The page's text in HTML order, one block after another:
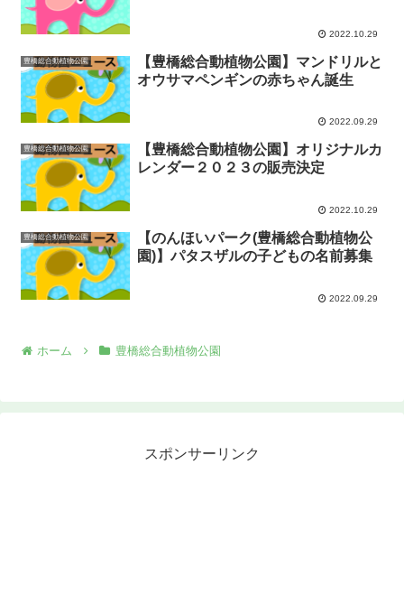
2022.10.29
豊橋総合動植物公園
【豊橋総合動植物公園】マンドリルと
オウサマペンギンの赤ちゃん誕生
2022.09.29
豊橋総合動植物公園
【豊橋総合動植物公園】オリジナルカ
レンダー２０２３の販売決定
2022.10.29
豊橋総合動植物公園
【のんほいパーク(豊橋総合動植物公
園)】パタスザルの子どもの名前募集
2022.09.29
ホーム 豊橋総合動植物公園
スポンサーリンク